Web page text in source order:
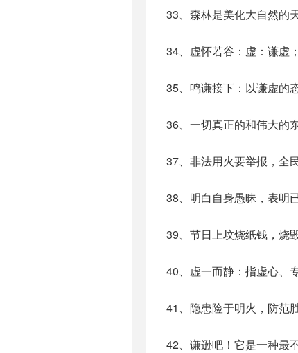
33、森林是美化大自然的天
34、虚怀若谷：虚：谦虚
35、鸣谦接下：以谦虚的
36、一切真正的和伟大的
37、非法用火要举报，全
38、明白自身愚昧，表明
39、节日上坟烧纸钱，烧
40、虚一而静：指虚心、
41、隐患险于明火，防范
42、谦逊吧！它是一种最